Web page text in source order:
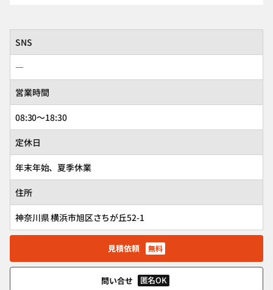
SNS
―
営業時間
08:30～18:30
定休日
年末年始、夏季休業
住所
神奈川県 横浜市旭区さちが丘52-1
見積依頼 無料
問い合せ 匿名OK